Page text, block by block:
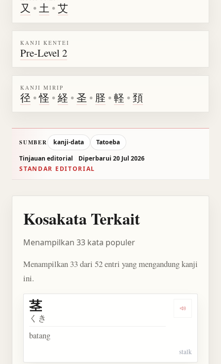
又 •土 •艾
KANJI KENTEI
Pre-Level 2
KANJI MIRIP
径 •怪 •経 •圣 • 𦙾 •軽 •頚
SUMBER kanji-data
Tatoeba
Tinjauan editorial
Diperbarui 20 Jul 2026
STANDAR EDITORIAL
Kosakata Terkait
Menampilkan 33 kata populer
Menampilkan 33 dari 52 entri yang mengandung kanji
ini.
Dengarkan
茎
くき
batang
stalk